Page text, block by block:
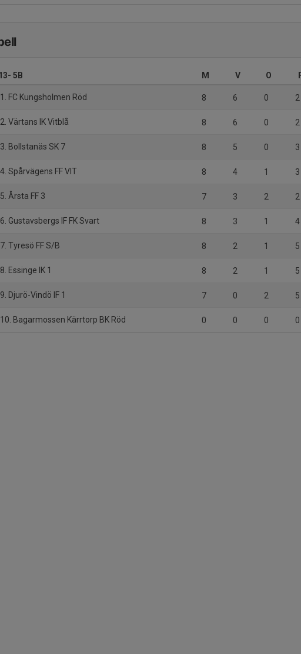
5B M V O
1. FC Kungsholmen Röd 8 6 0 2
2. Värtans IK Vitblå 8 6 0 2
3. Bollstanäs SK 7 8 5 0 3
4. Spårvägens FF VIT 8 4 1 3
5. Årsta FF 3 7 3 2 2
6. Gustavsbergs IF FK Svart 8 3 1 4
7. Tyresö FF S/B 8 2 1 5
8. Essinge IK 1 8 2 1 5
9. Djurö-Vindö IF 1 7 0 2 5
10. Bagarmossen Kärrtorp BK Röd 0 0 0 0